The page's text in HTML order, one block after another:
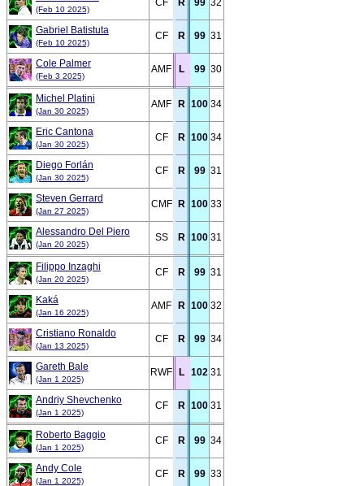
(Feb 10 2025)
CF R 99 32
Gabriel Batistuta
(Feb 10 2025)
CF R 99 31
Cole Palmer
(Feb 3 2025)
AMF L 99 30
Michel Platini
(Jan 30 2025)
AMF R 100 34
Eric Cantona
(Jan 30 2025)
CF R 100 34
Diego Forlán
(Jan 30 2025)
CF R 99 31
Steven Gerrard
(Jan 27 2025)
CMF R 100 33
Alessandro Del Piero
(Jan 20 2025)
SS R 100 31
Filippo Inzaghi
(Jan 20 2025)
CF R 99 31
Kaká
(Jan 16 2025)
AMF R 100 32
Cristiano Ronaldo
(Jan 13 2025)
CF R 99 34
Gareth Bale
(Jan 1 2025)
RWF L 102 31
Andriy Shevchenko
(Jan 1 2025)
CF R 100 31
Roberto Baggio
(Jan 1 2025)
CF R 99 34
Andy Cole
(Jan 1 2025)
CF R 99 33